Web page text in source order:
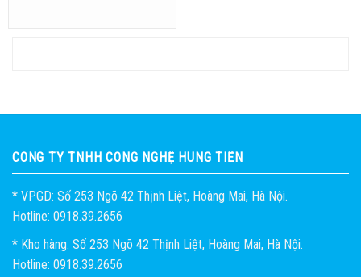
CÔNG TY TNHH CÔNG NGHỆ HÙNG TIẾN
* VPGD: Số 253 Ngõ 42 Thịnh Liệt, Hoàng Mai, Hà Nội.
Hotline: 0918.39.2656
* Kho hàng: Số 253 Ngõ 42 Thịnh Liệt, Hoàng Mai, Hà Nội.
Hotline: 0918.39.2656